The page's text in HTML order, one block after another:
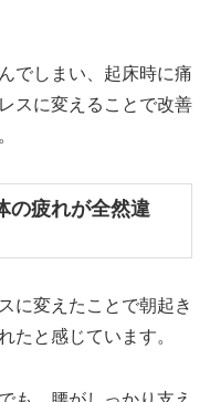
でしまい、起床時に痛
スに変えることで改善
の疲れが全然違
に変えたことで朝起き
たと感じています。